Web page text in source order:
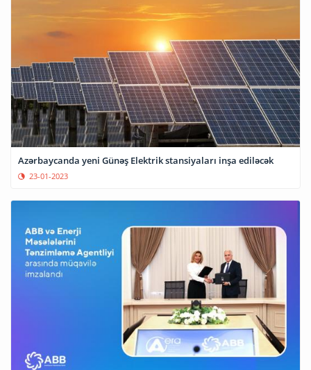
Azərbaycanda yeni Günəş Elektrik stansiyaları inşa ediləcək
23-01-2023